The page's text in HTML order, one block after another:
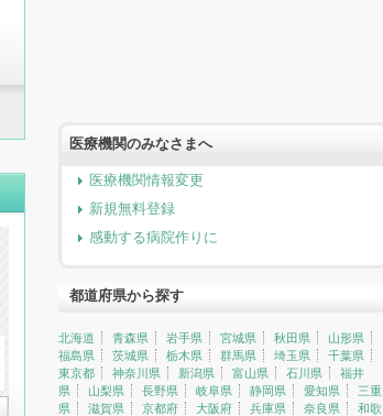
医療機関のみなさまへ
医療機関情報変更
新規無料登録
感動する病院作りに
都道府県から探す
北海道 青森県 岩手県 宮城県 秋田県
山形県
福島県
茨城県 栃木県 群馬県 埼玉県
千葉県
東京都
神奈川県 新潟県 富山県 石川県
福井
県
山梨県 長野県 岐阜県 静岡県 愛知県
三重
県
滋賀県 京都府 大阪府 兵庫県 奈良県
和歌